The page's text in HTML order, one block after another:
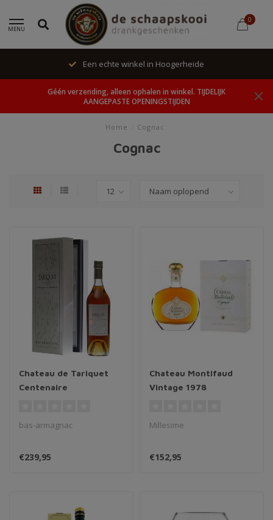
MENU
0
Een echte winkel in Hoogerheide
Géén verzending, alleen ophalen in winkel. TIJDELIJK
AANGEPASTE OPENINGSTIJDEN
Home Cognac
Cognac
Chateau de Tariquet
Centenaire
bas-armagnac
€239,95
Chateau Montifaud
Vintage 1978
Millesime
€152,95